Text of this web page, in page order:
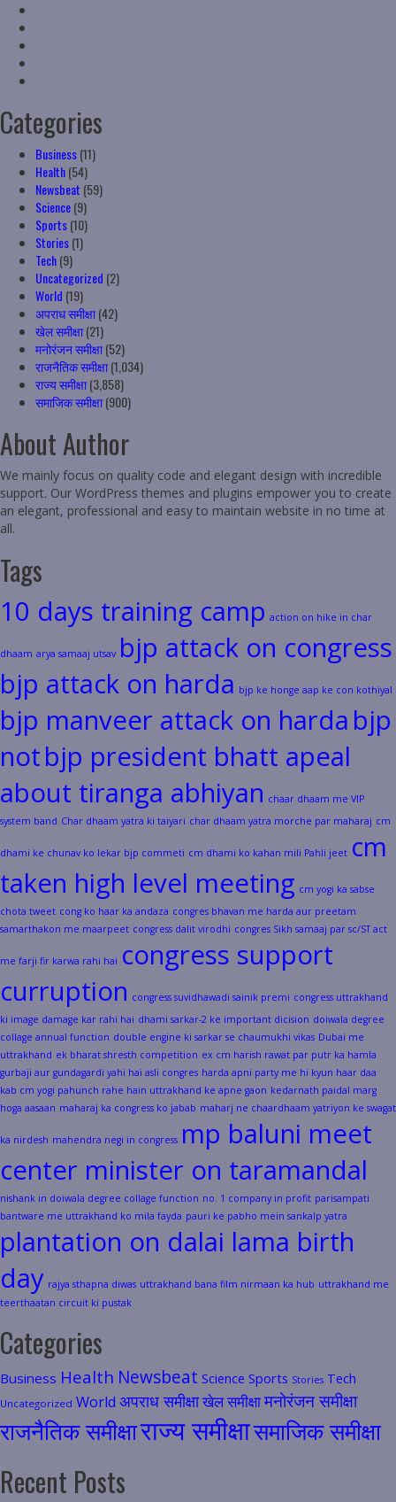
Categories
Business(11)
Health(54)
Newsbeat (59)
Science(9)
Sports(10)
Stories(1)
Tech(9)
Uncategorized (2)
World (19)
अपराध समीक्षा(42)
खेल समीक्षा(21)
मनोरंजन समीक्षा(52)
राजनैतिक समीक्षा(1,034)
राज्य समीक्षा(3,858)
समाजिक समीक्षा(900)
About Author
We mainly focus on quality code and elegant design with incredible
support. Our WordPress themes and plugins empower you to create
an elegant, professional and easy to maintain website in no time at
all.
Tags
10 days training camp action on hike in char
dhaam arya samaaj utsav bjp attack on congress
bjp attack on harda bjp ke honge aap ke con kothiyal
bjp manveer attack on harda bjp
notbjp president bhatt apeal
about tiranga abhiyan chaar dhaam me VIP
system band Char dhaam yatra ki taiyari char dhaam yatra morche par maharaj cm
dhami ke chunav ko lekar bjp commeti cm dhami ko kahan mili Pahli jeet cm
taken high level meeting cm yogi ka sabse
chota tweet cong ko haar ka andaza congres bhavan me harda aur preetam
samarthakon me maarpeet congress dalit virodhi congres Sikh samaaj par sc/ST act
me farji fir karwa rahi hai congress support
curruption congress suvidhawadi sainik premi congress uttrakhand
ki image damage kar rahi hai dhami sarkar-2 ke important dicision doiwala degree
collage annual function double engine ki sarkar se chaumukhi vikas Dubai me
uttrakhand ek bharat shresth competition ex cm harish rawat par putr ka hamla
gurbaji aur gundagardi yahi hai asli congres harda apni party me hi kyun haar daa
kab cm yogi pahunch rahe hain uttrakhand ke apne gaon kedarnath paidal marg
hoga aasaan maharaj ka congress ko jabab maharj ne chaardhaam yatriyon ke swagat
ka nirdesh mahendra negi in congress mp baluni meet
center minister on taramandal
nishank in doiwala degree collage function no. 1 company in profit parisampati
bantware me uttrakhand ko mila fayda pauri ke pabho mein sankalp yatra
plantation on dalai lama birth
day rajya sthapna diwas uttrakhand bana film nirmaan ka hub uttrakhand me
teerthaatan circuit ki pustak
Categories
Business Health Newsbeat Science Sports Stories Tech
Uncategorized World अपराध समीक्षाखेल समीक्षामनोरंजन समीक्षा
राजनैतिक समीक्षाराज्य समीक्षासमाजिक समीक्षा
Recent Posts